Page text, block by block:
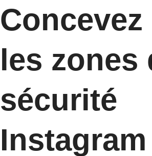
Concevez
les zones
sécurité
Instagram